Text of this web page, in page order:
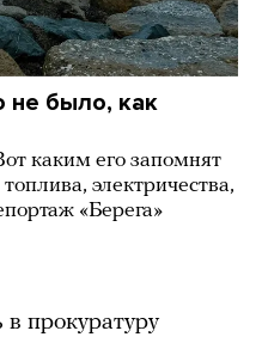
не было, как
каким его запомнят
электричества,
«Берега»
в прокуратуру